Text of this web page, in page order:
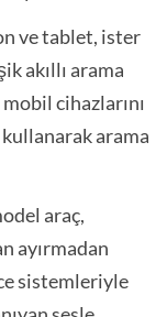
ve tablet, ister
akıllı arama
cihazlarını
arama
araç,
ayırmadan
sistemleriyle